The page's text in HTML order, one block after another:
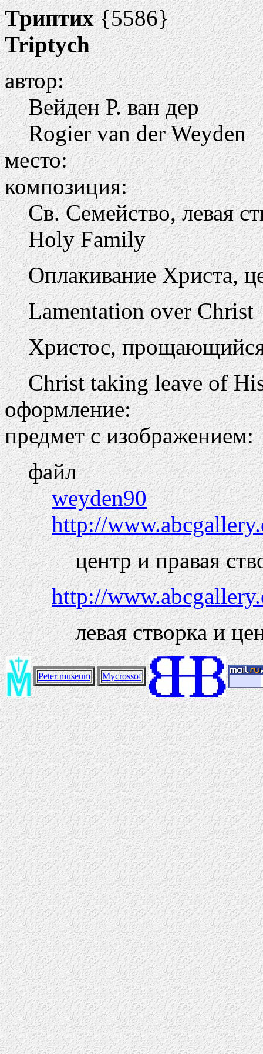
Триптих{5586}
Triptych
автор:
Вейден Р. ван дер
Rogier van der Weyden
место:
композиция:
Св. Семейство, левая
Holy Family
Оплакивание Христа,
Lamentation over Christ
Христос, прощающийся
Christ taking leave of
оформление:
предмет с изображением:
файл
weyden90
http://
центр и правая
http://
левая створка и
Peter museum Mycrossof